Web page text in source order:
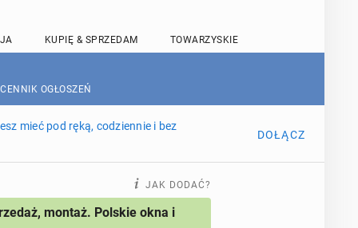
KUPIĘ & SPRZEDAM TOWARZYSKIE
OGŁOSZEŃ
mieć pod ręką, codziennie i bez
DOŁĄCZ
JAK DODAĆ?
montaż. Polskie okna i